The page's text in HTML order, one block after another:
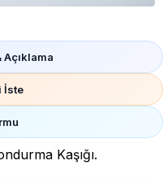
İste
Kaşığı.